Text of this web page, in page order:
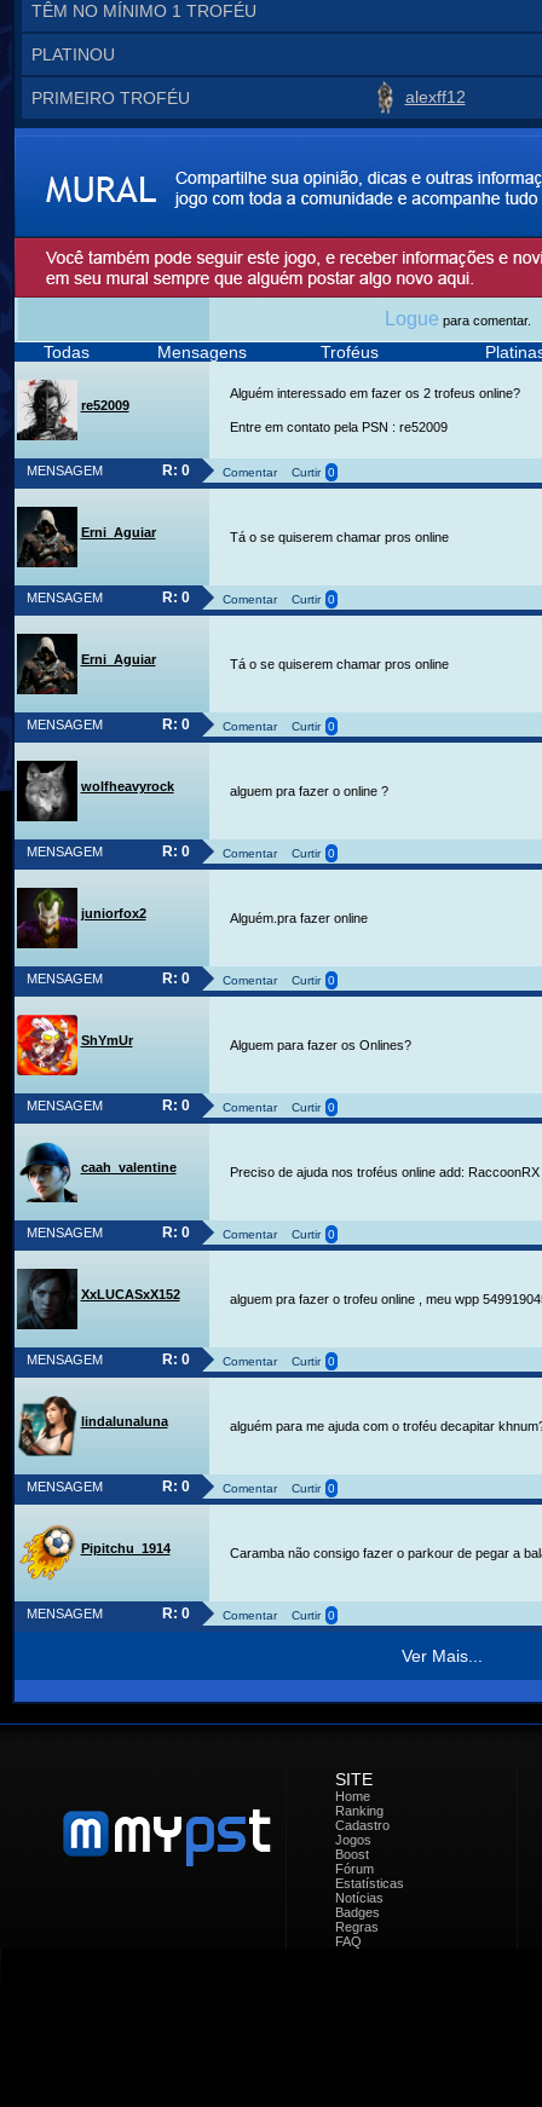
TÊM NO MÍNIMO 1 TROFÉU
PLATINOU
PRIMEIRO TROFÉU alexff12
Logue para comentar.
Todas Mensagens Troféus
re52009
Alguém interessado em fazer os 2 trofeus online?
Entre em contato pela PSN : re52009
MENSAGEM R: 0 Comentar Curtir 0
Erni_Aguiar Tá o se quiserem chamar pros online
MENSAGEM R: 0 Comentar Curtir 0
Erni_Aguiar Tá o se quiserem chamar pros online
MENSAGEM R: 0 Comentar Curtir 0
wolfheavyrock alguem pra fazer o online ?
MENSAGEM R: 0 Comentar Curtir 0
juniorfox2 Alguém.pra fazer online
MENSAGEM R: 0 Comentar Curtir 0
ShYmUr Alguem para fazer os Onlines?
MENSAGEM R: 0 Comentar Curtir 0
caah_valentine Preciso de ajuda nos troféus online add: RaccoonRX
MENSAGEM R: 0 Comentar Curtir 0
XxLUCASxX152 alguem pra fazer o trofeu online , meu wpp
MENSAGEM R: 0 Comentar Curtir 0
lindalunaluna alguém para me ajuda com o troféu decapitar
MENSAGEM R: 0 Comentar Curtir 0
Pipitchu_1914 Caramba não consigo fazer o parkour de pegar a
MENSAGEM R: 0 Comentar Curtir 0
Ver Mais...
SITE
Home
Ranking
Cadastro
Jogos
Boost
Fórum
Estatísticas
Notícias
Badges
Regras
FAQ